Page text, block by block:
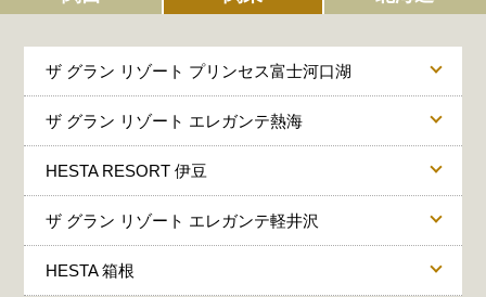
ザ グラン リゾート プリンセス富士河口湖
ザ グラン リゾート エレガンテ熱海
HESTA RESORT 伊豆
ザ グラン リゾート エレガンテ軽井沢
HESTA 箱根